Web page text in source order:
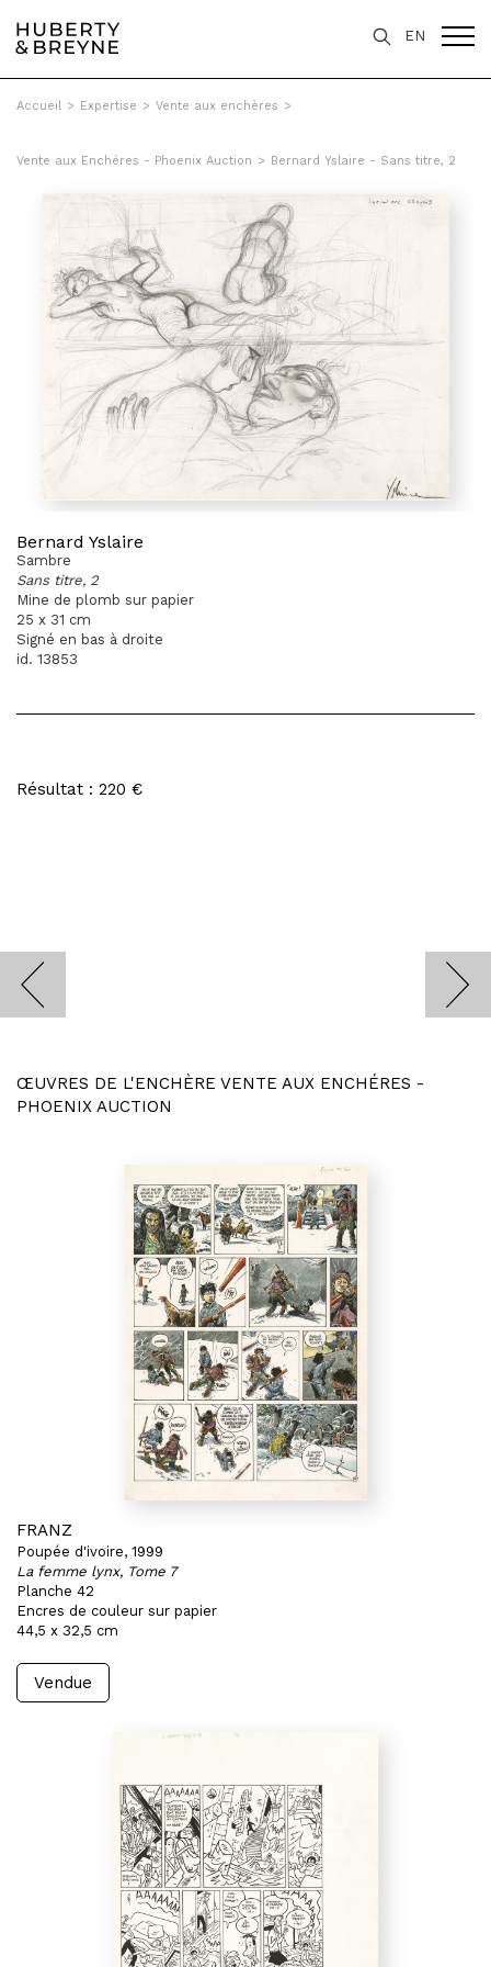
EN
Accueil > Expertise > Vente aux enchères >
Vente aux Enchéres - Phoenix Auction > Bernard Yslaire - Sans titre, 2
Bernard Yslaire
Sambre
Sans titre, 2
Mine de plomb sur papier
25 x 31 cm
Signé en bas à droite
id. 13853
Résultat : 220 €
ŒUVRES DE L'ENCHÈRE VENTE AUX ENCHÉRES -
PHOENIX AUCTION
FRANZ
Poupée d'ivoire, 1999
La femme lynx, Tome 7
Planche 42
Encres de couleur sur papier
44,5 x 32,5 cm
Vendue